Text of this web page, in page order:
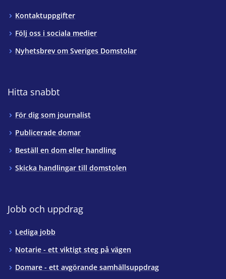
Kontaktuppgifter
Följ oss i sociala medier
Nyhetsbrev om Sveriges Domstolar
Hitta snabbt
För dig som journalist
Publicerade domar
Beställ en dom eller handling
Skicka handlingar till domstolen
Jobb och uppdrag
Lediga jobb
Notarie - ett viktigt steg på vägen
Domare - ett avgörande samhällsuppdrag